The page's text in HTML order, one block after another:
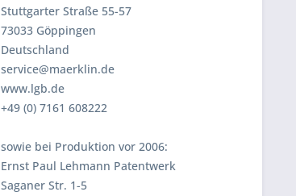
Stuttgarter Straße 55-57
73033 Göppingen
Deutschland
service@maerklin.de
www.lgb.de
+49 (0) 7161 608222
sowie bei Produktion vor 2006:
Ernst Paul Lehmann Patentwerk
Saganer Str. 1-5